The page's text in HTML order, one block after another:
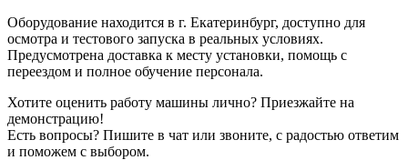
Оборудование находится в г. Екатеринбург, доступно для
осмотра и тестового запуска в реальных условиях.
Предусмотрена доставка к месту установки, помощь с
переездом и полное обучение персонала.
Хотите оценить работу машины лично? Приезжайте на
демонстрацию!
Есть вопросы? Пишите в чат или звоните, с радостью ответим
и поможем с выбором.